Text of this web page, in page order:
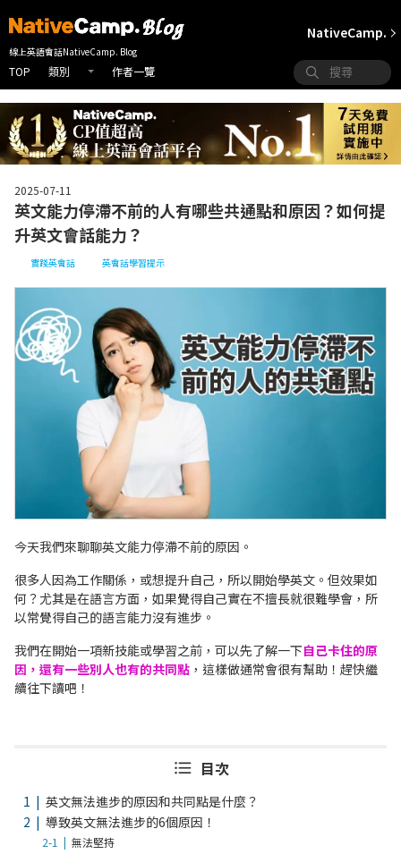
線上英語會話NativeCamp. Blog
TOP 類別 作者一覽
NativeCamp.
2025-07-11
英文能力停滯不前的人有哪些共通點和原因？如何提
升英文會話能力？
實踐英會話 英會話學習提示
今天我們來聊聊英文能力停滯不前的原因。
很多人因為工作關係，或想提升自己，所以開始學英文。但效果如
何？尤其是在語言方面，如果覺得自己實在不擅長就很難學會，所
以常覺得自己的語言能力沒有進步。
我們在開始一項新技能或學習之前，可以先了解一下自己卡住的原
因，還有一些別人也有的共同點 ，這樣做通常會很有幫助！趕快繼
續往下讀吧！
目次
英文無法進步的原因和共同點是什麼？
導致英文無法進步的6個原因！
無法堅持